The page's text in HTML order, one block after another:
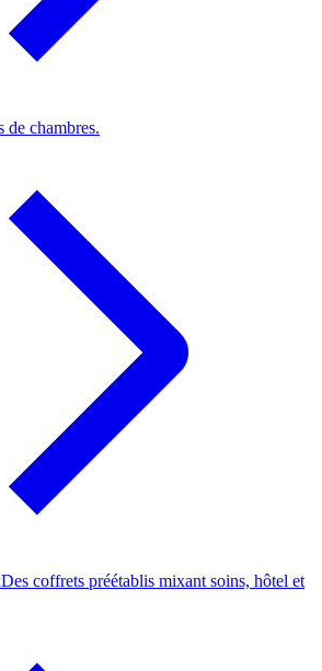
de chambres.
Des coffrets préétablis mixant soins, hôtel et